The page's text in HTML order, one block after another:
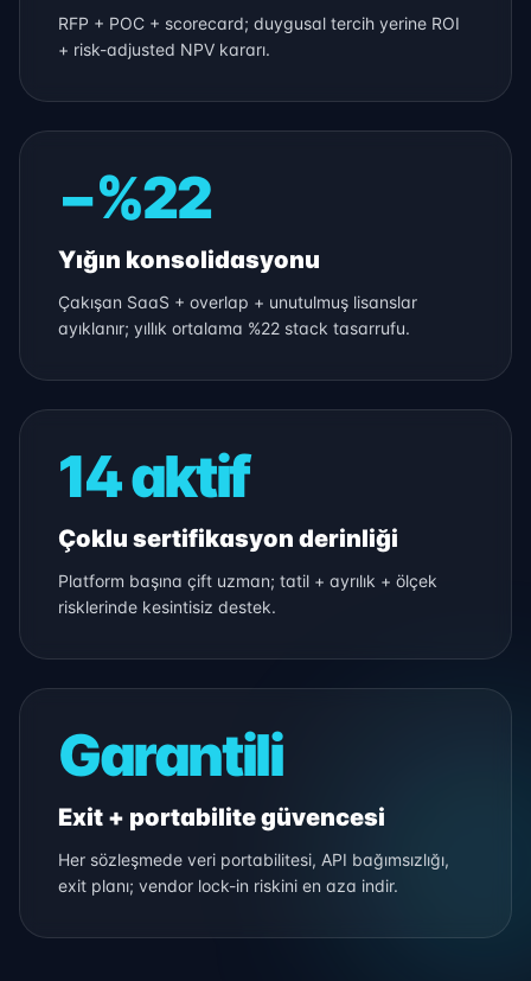
RFP + POC + scorecard; duygusal tercih yerine ROI
+ risk-adjusted NPV kararı.
−%22
Yığın konsolidasyonu
Çakışan SaaS + overlap + unutulmuş lisanslar
ayıklanır; yıllık ortalama %22 stack tasarrufu.
14 aktif
Çoklu sertifikasyon derinliği
Platform başına çift uzman; tatil + ayrılık + ölçek
risklerinde kesintisiz destek.
Garantili
Exit + portabilite güvencesi
Her sözleşmede veri portabilitesi, API bağımsızlığı,
exit planı; vendor lock-in riskini en aza indir.